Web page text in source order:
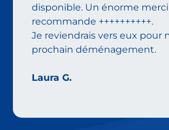
dynamique, professionnelle,
sympa et très efficace. Nous
recommandons
entreprise pour les raisons
rapport à ses concurrents.